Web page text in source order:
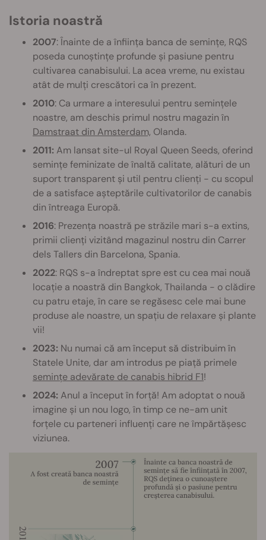
Istoria noastră
2007: Înainte de a înființa banca de semințe, RQS
poseda cunoștințe profunde și pasiune pentru
cultivarea canabisului. La acea vreme, nu existau
atât de mulți crescători ca în prezent.
2010: Ca urmare a interesului pentru semințele
noastre, am deschis primul nostru magazin în
Damstraat din Amsterdam, Olanda.
2011: Am lansat site-ul Royal Queen Seeds, oferind
semințe feminizate de înaltă calitate, alături de un
suport transparent și util pentru clienți - cu scopul
de a satisface așteptările cultivatorilor de canabis
din întreaga Europă.
2016: Prezența noastră pe străzile mari s-a extins,
primii clienți vizitând magazinul nostru din Carrer
dels Tallers din Barcelona, Spania.
2022: RQS s-a îndreptat spre est cu cea mai nouă
locație a noastră din Bangkok, Thailanda - o clădire
cu patru etaje, în care se regăsesc cele mai bune
produse ale noastre, un spațiu de relaxare și plante
vii!
2023: Nu numai că am început să distribuim în
Statele Unite, dar am introdus pe piață primele
semințe adevărate de canabis hibrid F1!
2024: Anul a început în forță! Am adoptat o nouă
imagine și un nou logo, în timp ce ne-am unit
forțele cu parteneri influenți care ne împărtășesc
viziunea.